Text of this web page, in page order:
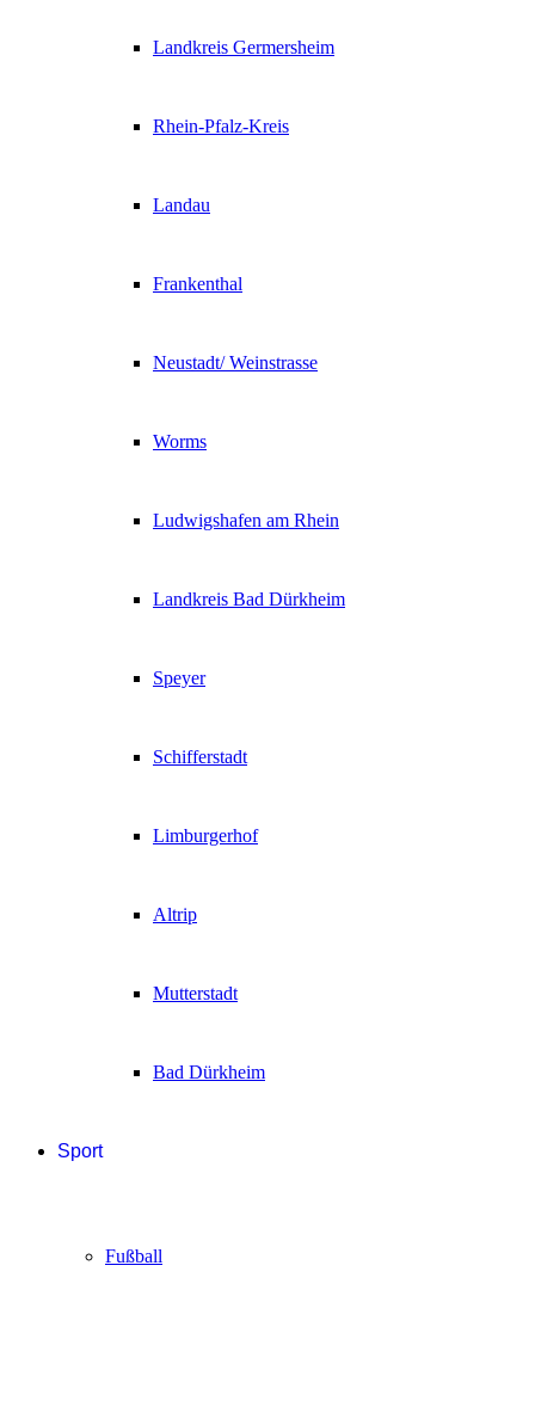
Landkreis Germersheim
Rhein-Pfalz-Kreis
Landau
Frankenthal
Neustadt/ Weinstrasse
Worms
Ludwigshafen am Rhein
Landkreis Bad Dürkheim
Speyer
Schifferstadt
Limburgerhof
Altrip
Mutterstadt
Bad Dürkheim
Sport
Fußball